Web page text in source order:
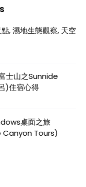
, 濕地生態觀察, 天空
士山之Sunnide
)住宿心得
桌面之旅
Canyon Tours)